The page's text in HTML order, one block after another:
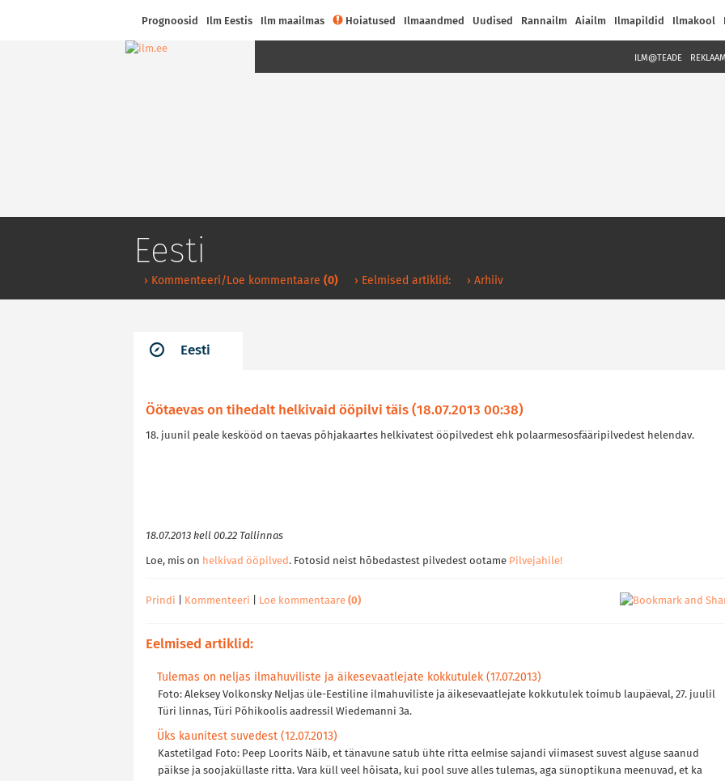
Prognoosid Ilm Eestis Ilm maailmas Hoiatused Ilmaandmed Uudised Rannailm Aiailm Ilmapildid Ilmakool
Eesti
› Kommenteeri/Loe kommentaare (0) › Eelmised artiklid: › Arhiiv
ILM@TEADE
Eesti
Öötaevas on tihedalt helkivaid ööpilvi täis (18.07.2013 00:38)
18. juunil peale keskööd on taevas põhjakaartes helkivatest ööpilvedest ehk polaarmesosfääripilvedest helendav.
18.07.2013 kell 00.22 Tallinnas
Loe, mis on helkivad ööpilved. Fotosid neist hõbedastest pilvedest ootame Pilvejahile!
Prindi Kommenteeri Loe kommentaare (0)
Eelmised artiklid:
Tulemas on neljas ilmahuviliste ja äikesevaatlejate kokkutulek (17.07.2013)
Foto: Aleksey Volkonsky Neljas üle-Eestiline ilmahuviliste ja äikesevaatlejate kokkutulek toimub laupäeval, 27. juulil
Türi linnas, Türi Põhikoolis aadressil Wiedemanni 3a.
Üks kaunitest suvedest (12.07.2013)
Kastetilgad Foto: Peep Loorits Näib, et tänavune satub ühte ritta eelmise sajandi viimasest suvest alguse saanud
päikse ja soojaküllaste ritta. Vara küll veel hõisata, kui pool suve alles tulemas, aga sünoptikuna meenuvad, et ka